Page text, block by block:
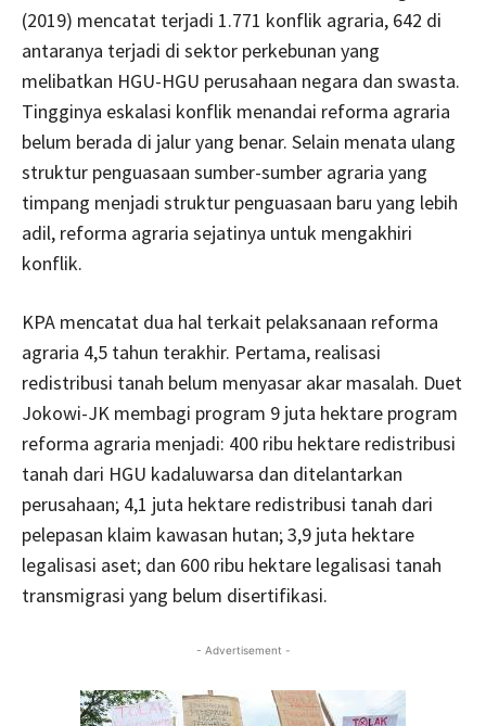
(2019) mencatat terjadi 1.771 konflik agraria, 642 di
antaranya terjadi di sektor perkebunan yang
melibatkan HGU-HGU perusahaan negara dan swasta.
Tingginya eskalasi konflik menandai reforma agraria
belum berada di jalur yang benar. Selain menata ulang
struktur penguasaan sumber-sumber agraria yang
timpang menjadi struktur penguasaan baru yang lebih
adil, reforma agraria sejatinya untuk mengakhiri
konflik.
KPA mencatat dua hal terkait pelaksanaan reforma
agraria 4,5 tahun terakhir. Pertama, realisasi
redistribusi tanah belum menyasar akar masalah. Duet
Jokowi-JK membagi program 9 juta hektare program
reforma agraria menjadi: 400 ribu hektare redistribusi
tanah dari HGU kadaluwarsa dan ditelantarkan
perusahaan; 4,1 juta hektare redistribusi tanah dari
pelepasan klaim kawasan hutan; 3,9 juta hektare
legalisasi aset; dan 600 ribu hektare legalisasi tanah
transmigrasi yang belum disertifikasi.
- Advertisement -